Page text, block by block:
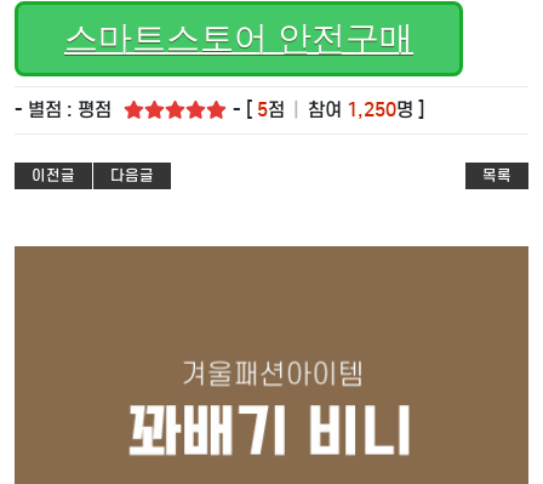
스마트스토어 안전구매
- 별점 : 평점 - [ 5점 참여 1,250명 ]
이전글 다음글 목록